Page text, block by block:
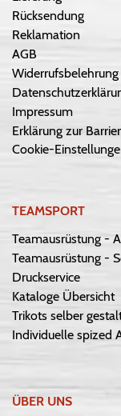
Rücksendung
Reklamation
AGB
Widerrufsbelehrung
Impressum
Erklärung zur
Cookie-
TEAMSPORT
Teamausrüstung -
Teamausrüstung -
Druckservice
Kataloge Übersicht
Trikots selber
Individuelle spized
ÜBER UNS